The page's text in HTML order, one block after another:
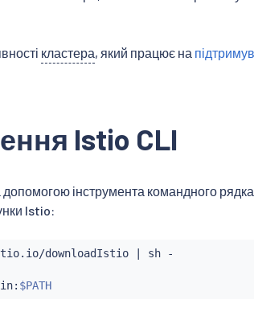
кластера, який працює на
Istio CLI
інструмента командного рядка
Istio:
downloadIstio
sh -
$PATH